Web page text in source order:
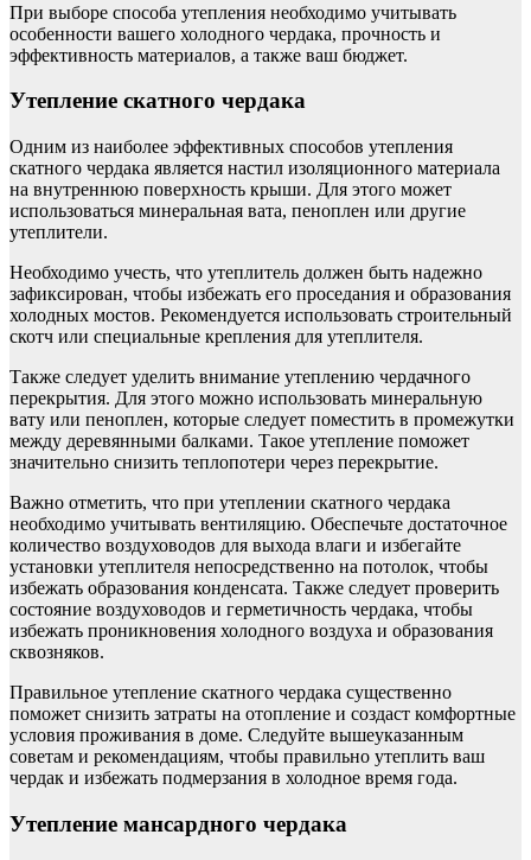
При выборе способа утепления необходимо учитывать
особенности вашего холодного чердака, прочность и
эффективность материалов, а также ваш бюджет.
Утепление скатного чердака
Одним из наиболее эффективных способов утепления
скатного чердака является настил изоляционного материала
на внутреннюю поверхность крыши. Для этого может
использоваться минеральная вата, пеноплен или другие
утеплители.
Необходимо учесть, что утеплитель должен быть надежно
зафиксирован, чтобы избежать его проседания и образования
холодных мостов. Рекомендуется использовать строительный
скотч или специальные крепления для утеплителя.
Также следует уделить внимание утеплению чердачного
перекрытия. Для этого можно использовать минеральную
вату или пеноплен, которые следует поместить в промежутки
между деревянными балками. Такое утепление поможет
значительно снизить теплопотери через перекрытие.
Важно отметить, что при утеплении скатного чердака
необходимо учитывать вентиляцию. Обеспечьте достаточное
количество воздуховодов для выхода влаги и избегайте
установки утеплителя непосредственно на потолок, чтобы
избежать образования конденсата. Также следует проверить
состояние воздуховодов и герметичность чердака, чтобы
избежать проникновения холодного воздуха и образования
сквозняков.
Правильное утепление скатного чердака существенно
поможет снизить затраты на отопление и создаст комфортные
условия проживания в доме. Следуйте вышеуказанным
советам и рекомендациям, чтобы правильно утеплить ваш
чердак и избежать подмерзания в холодное время года.
Утепление мансардного чердака